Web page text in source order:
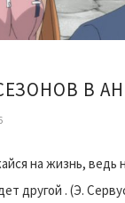
на жизнь, ведь
другой . (Э.